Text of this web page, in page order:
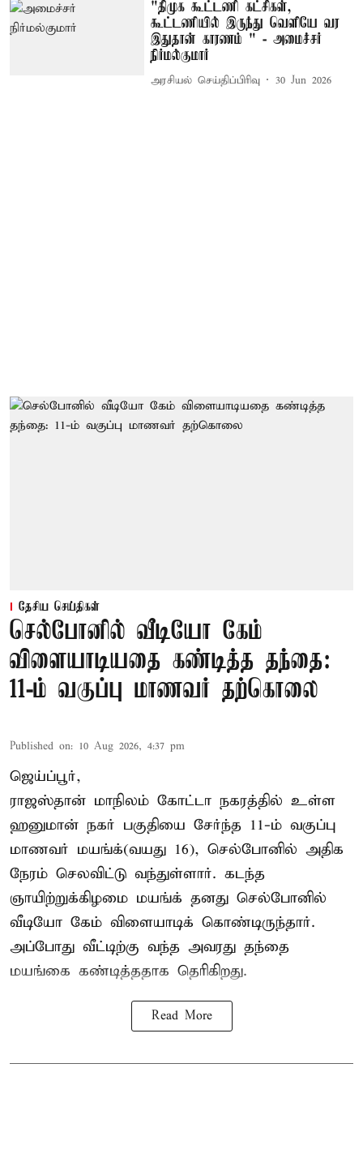
"திமுக கூட்டணி கட்சிகள்,
கூட்டணியில் இருந்து வெளியே வர
இதுதான் காரணம் " - அமைச்சர்
நிர்மல்குமார்
அரசியல் செய்திப்பிரிவு 30 Jun 2026
தேசிய செய்திகள்
செல்போனில் வீடியோ கேம்
விளையாடியதை கண்டித்த தந்தை:
11-ம் வகுப்பு மாணவர் தற்கொலை
Published on: 10 Aug 2026, 4:37 pm
ஜெய்ப்பூர்,
ராஜஸ்தான் மாநிலம் கோட்டா நகரத்தில் உள்ள
ஹனுமான் நகர் பகுதியை சேர்ந்த 11-ம் வகுப்பு
மாணவர் மயங்க்(வயது 16), செல்போனில் அதிக
நேரம் செலவிட்டு வந்துள்ளார். கடந்த
ஞாயிற்றுக்கிழமை மயங்க் தனது செல்போனில்
வீடியோ கேம் விளையாடிக் கொண்டிருந்தார்.
அப்போது வீட்டிற்கு வந்த அவரது தந்தை
மயங்கை கண்டித்ததாக தெரிகிறது.
Read More